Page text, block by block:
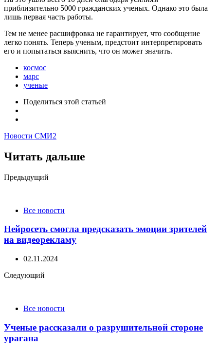
приблизительно 5000 гражданских ученых. Однако это была
лишь первая часть работы.
Тем не менее расшифровка не гарантирует, что сообщение
легко понять. Теперь ученым, предстоит интерпретировать
его и попытаться выяснить, что он может значить.
космос
марс
ученые
Поделиться этой статьей
Новости СМИ2
Читать дальше
Post
Предыдущий
Все новости
Нейросеть смогла предсказать эмоции зрителей
на видеорекламу
02.11.2024
Следующий
Все новости
Ученые рассказали о разрушительной стороне
урагана